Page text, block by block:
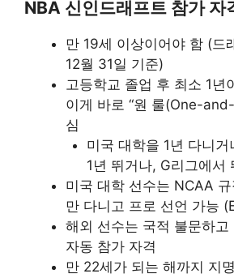
NBA 신인드래프트 참가
만 19세 이상이어야 함 (드
12월 31일 기준)
고등학교 졸업 후 최소 1
이게 바로 “원 룰(One-
심
미국 대학을 1년 다니거
1년 뛰거나, G리그에서
미국 대학 선수는 NCAA
만 다니고 프로 선언 가능
해외 선수는 국적 불문하고
자동 참가 자격
만 22세가 되는 해까지 지